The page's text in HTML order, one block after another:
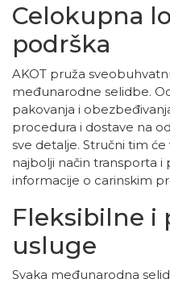
Celokupna
podrška
AKOT pruža
međunarodne selidbe.
pakovanja i
procedura i dostave na
sve detalje. Stručni tim
najbolji način transporta
informacije o carinskim
Fleksibilne i
usluge
Svaka međunarodna